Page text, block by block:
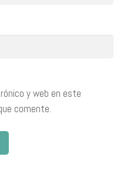
y web en este
comente.